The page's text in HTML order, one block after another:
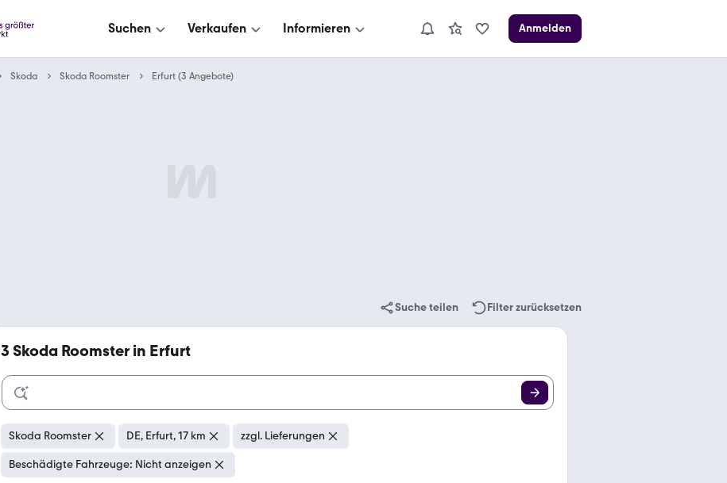
Suchen Verkaufen Informieren Anmelden
Skoda Skoda Roomster Erfurt (3 Angebote)
Suche teilen Filter zurücksetzen
3 Skoda Roomster in Erfurt
Skoda Roomster DE, Erfurt, 17 km zzgl. Lieferungen
Beschädigte Fahrzeuge: Nicht anzeigen